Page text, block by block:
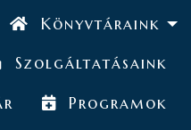
Könyvtáraink
Szolgáltatásaink
Programok